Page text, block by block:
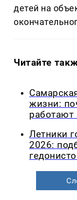
детей на
Читайте
жизни:
работают
Летники
2026: